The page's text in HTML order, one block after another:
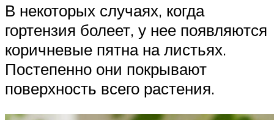
В некоторых случаях, когда
гортензия болеет, у нее появляются
коричневые пятна на листьях.
Постепенно они покрывают
поверхность всего растения.